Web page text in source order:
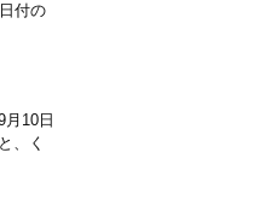
付の
月10日
、く